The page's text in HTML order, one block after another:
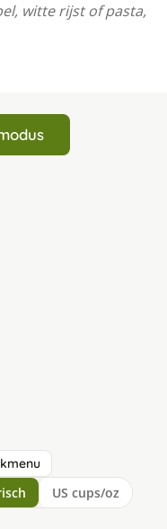
witte rĳst of pasta,
US cups/oz